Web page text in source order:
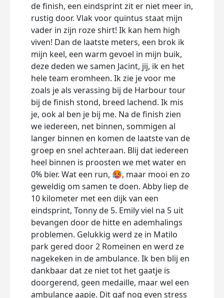
de finish, een eindsprint zit er niet meer in,
rustig door. Vlak voor quintus staat mijn
vader in zijn roze shirt! Ik kan hem high
viven! Dan de laatste meters, een brok ik
mijn keel, een warm gevoel in mijn buik,
deze deden we samen Jacint, jij, ik en het
hele team eromheen. Ik zie je voor me
zoals je als verassing bij de Harbour tour
bij de finish stond, breed lachend. Ik mis
je, ook al ben je bij me. Na de finish zien
we iedereen, net binnen, sommigen al
langer binnen en komen de laatste van de
groep en snel achteraan. Blij dat iedereen
heel binnen is proosten we met water en
0% bier. Wat een run, 🥵, maar mooi en zo
geweldig om samen te doen. Abby liep de
10 kilometer met een dijk van een
eindsprint, Tonny de 5. Emily viel na 5 uit
bevangen door de hitte en ademhalings
problemen. Gelukkig werd ze in Matilo
park gered door 2 Romeinen en werd ze
nagekeken in de ambulance. Ik ben blij en
dankbaar dat ze niet tot het gaatje is
doorgerend, geen medaille, maar wel een
ambulance aapje. Dit gaf nog even stress